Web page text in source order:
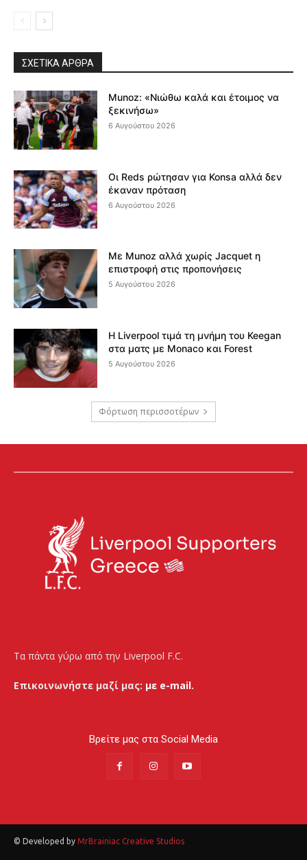
ΣΧΕΤΙΚΆ ΆΡΘΡΑ
Munoz: «Νιώθω καλά και έτοιμος να
ξεκινήσω»
6 Αυγούστου 2026
Οι Reds ρώτησαν για Konsa αλλά δεν
έκαναν πρόταση
6 Αυγούστου 2026
Με Munoz αλλά χωρίς Jacquet η
επιστροφή στις προπονήσεις
5 Αυγούστου 2026
Η Liverpool τιμά τη μνήμη του Keegan
στα ματς με Monaco και Forest
5 Αυγούστου 2026
Φόρτωση περισσοτέρων
Τα πάντα γύρω από την Liverpool F.C.
Επικοινωνήστε μαζί μας: με e-mail.
Βρείτε μας στα Social Media
© Developed by MrBrainiac Creative Studios